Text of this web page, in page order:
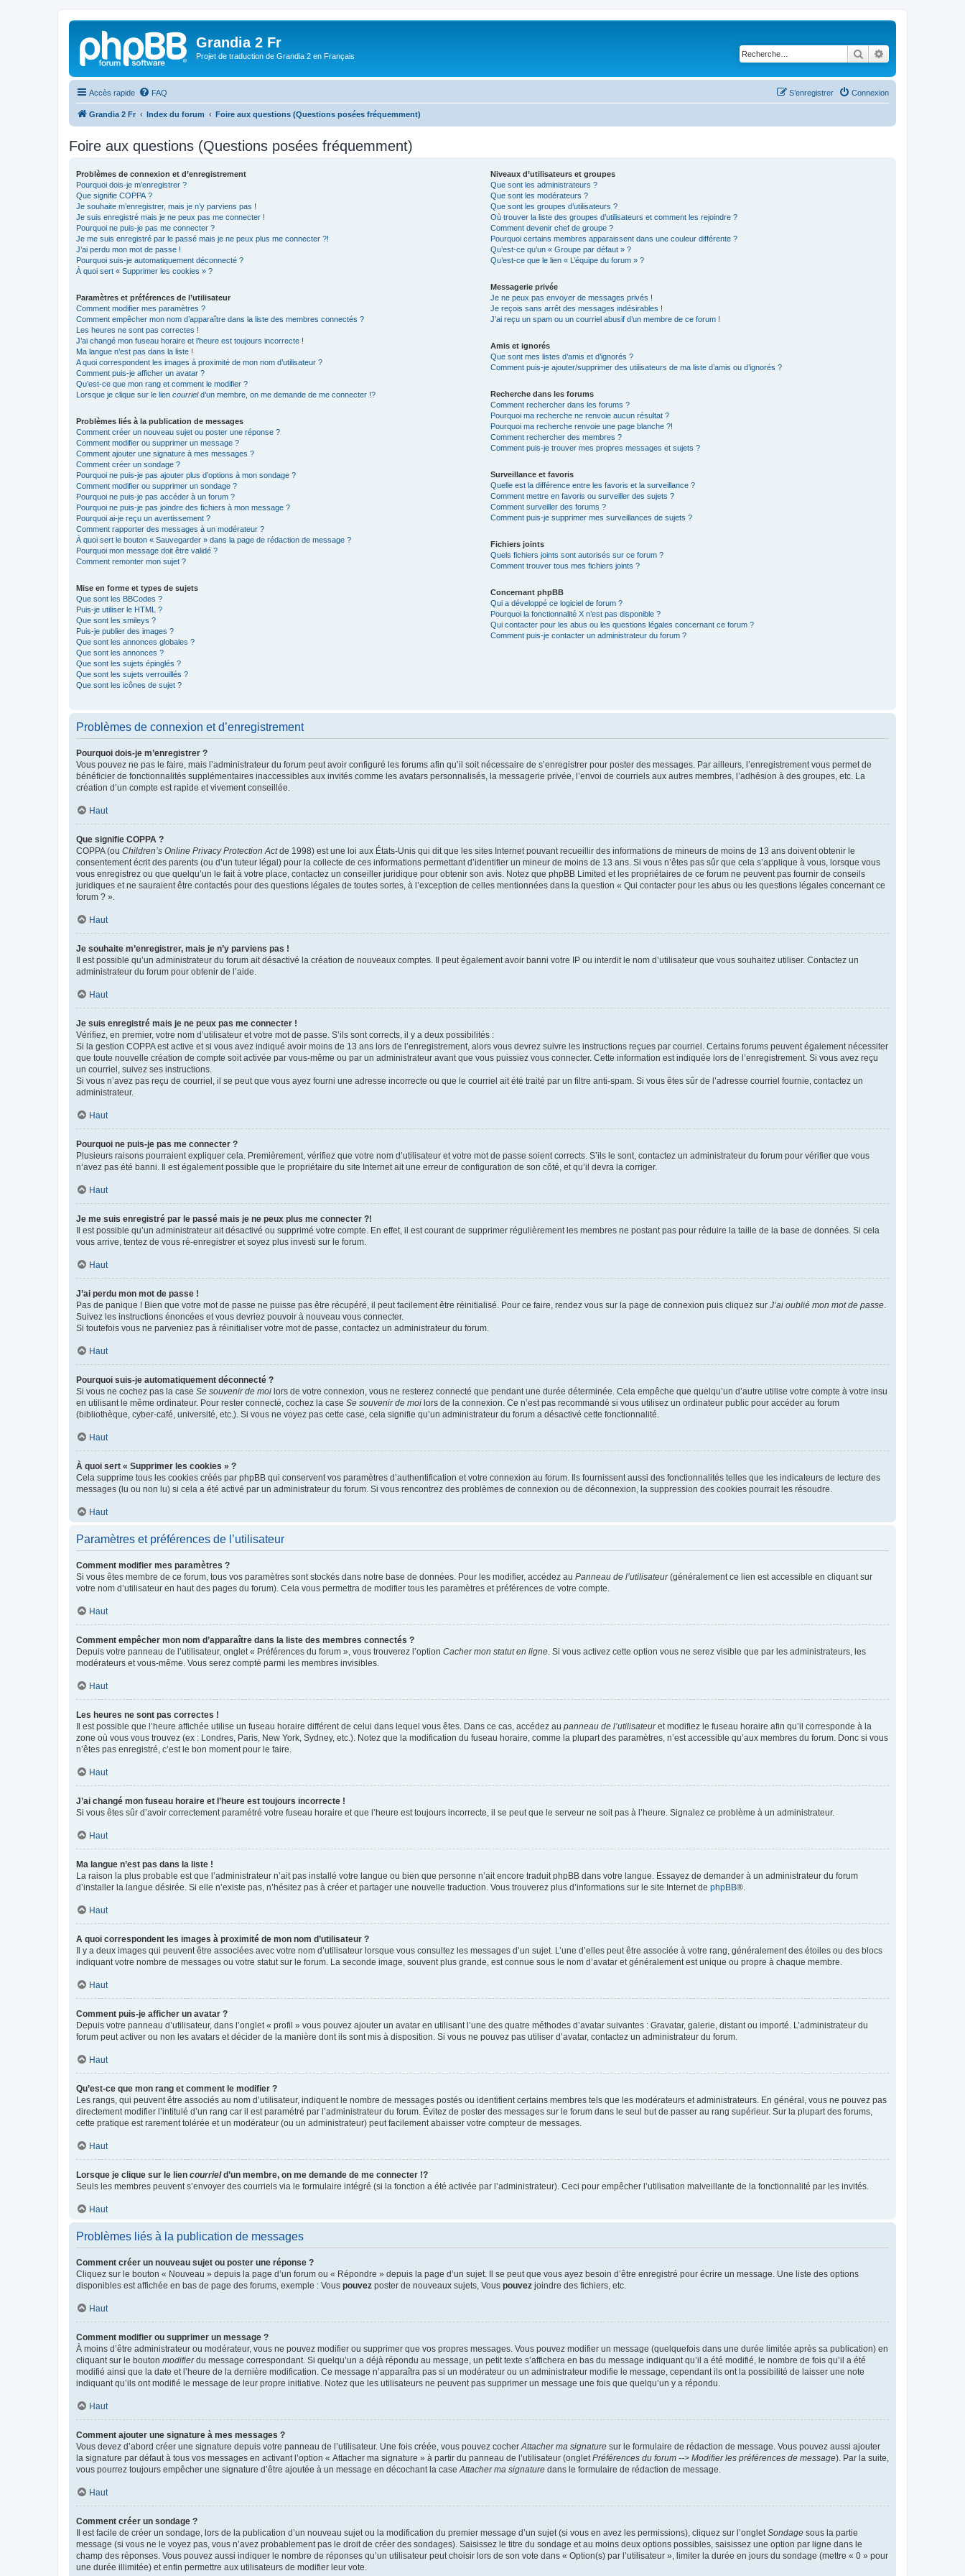
Grandia 2 Fr
Projet de traduction de Grandia 2 en Français Rechercher
Accès rapide FAQ Connexion
S’enregistrer
Grandia 2 Fr Index du forum Foire aux questions (Questions posées fréquemment)
Foire aux questions (Questions posées fréquemment)
Problèmes de connexion et d’enregistrement
Pourquoi dois-je m’enregistrer ?
Que signifie COPPA ?
Je souhaite m’enregistrer, mais je n’y parviens pas !
Je suis enregistré mais je ne peux pas me connecter !
Pourquoi ne puis-je pas me connecter ?
Je me suis enregistré par le passé mais je ne peux plus me connecter ?!
J’ai perdu mon mot de passe !
Pourquoi suis-je automatiquement déconnecté ?
À quoi sert « Supprimer les cookies » ?
Paramètres et préférences de l’utilisateur
Comment modifier mes paramètres ?
Comment empêcher mon nom d’apparaître dans la liste des membres connectés ?
Les heures ne sont pas correctes !
J’ai changé mon fuseau horaire et l’heure est toujours incorrecte !
Ma langue n’est pas dans la liste !
A quoi correspondent les images à proximité de mon nom d’utilisateur ?
Comment puis-je afficher un avatar ?
Qu’est-ce que mon rang et comment le modifier ?
Lorsque je clique sur le lien courrield’un membre, on me demande de me connecter !?
Problèmes liés à la publication de messages
Comment créer un nouveau sujet ou poster une réponse ?
Comment modifier ou supprimer un message ?
Comment ajouter une signature à mes messages ?
Comment créer un sondage ?
Pourquoi ne puis-je pas ajouter plus d’options à mon sondage ?
Comment modifier ou supprimer un sondage ?
Pourquoi ne puis-je pas accéder à un forum ?
Pourquoi ne puis-je pas joindre des fichiers à mon message ?
Pourquoi ai-je reçu un avertissement ?
Comment rapporter des messages à un modérateur ?
À quoi sert le bouton « Sauvegarder » dans la page de rédaction de message ?
Pourquoi mon message doit être validé ?
Comment remonter mon sujet ?
Mise en forme et types de sujets
Que sont les BBCodes ?
Puis-je utiliser le HTML ?
Que sont les smileys ?
Puis-je publier des images ?
Que sont les annonces globales ?
Que sont les annonces ?
Que sont les sujets épinglés ?
Que sont les sujets verrouillés ?
Que sont les icônes de sujet ?
Niveaux d’utilisateurs et groupes
Que sont les administrateurs ?
Que sont les modérateurs ?
Que sont les groupes d’utilisateurs ?
Où trouver la liste des groupes d’utilisateurs et comment les rejoindre ?
Comment devenir chef de groupe ?
Pourquoi certains membres apparaissent dans une couleur différente ?
Qu’est-ce qu’un « Groupe par défaut » ?
Qu’est-ce que le lien « L’équipe du forum » ?
Messagerie privée
Je ne peux pas envoyer de messages privés !
Je reçois sans arrêt des messages indésirables !
J’ai reçu un spam ou un courriel abusif d’un membre de ce forum !
Amis et ignorés
Que sont mes listes d’amis et d’ignorés ?
Comment puis-je ajouter/supprimer des utilisateurs de ma liste d’amis ou d’ignorés ?
Recherche dans les forums
Comment rechercher dans les forums ?
Pourquoi ma recherche ne renvoie aucun résultat ?
Pourquoi ma recherche renvoie une page blanche ?!
Comment rechercher des membres ?
Comment puis-je trouver mes propres messages et sujets ?
Surveillance et favoris
Quelle est la différence entre les favoris et la surveillance ?
Comment mettre en favoris ou surveiller des sujets ?
Comment surveiller des forums ?
Comment puis-je supprimer mes surveillances de sujets ?
Fichiers joints
Quels fichiers joints sont autorisés sur ce forum ?
Comment trouver tous mes fichiers joints ?
Concernant phpBB
Qui a développé ce logiciel de forum ?
Pourquoi la fonctionnalité X n’est pas disponible ?
Qui contacter pour les abus ou les questions légales concernant ce forum ?
Comment puis-je contacter un administrateur du forum ?
Problèmes de connexion et d’enregistrement
Pourquoi dois-je m’enregistrer ?
Vous pouvez ne pas le faire, mais l’administrateur du forum peut avoir configuré les forums afin qu’il soit nécessaire de s’enregistrer pour poster des messages. Par ailleurs, l’enregistrement vous permet de
bénéficier de fonctionnalités supplémentaires inaccessibles aux invités comme les avatars personnalisés, la messagerie privée, l’envoi de courriels aux autres membres, l’adhésion à des groupes, etc. La
création d’un compte est rapide et vivement conseillée.
Haut
Que signifie COPPA ?
COPPA (ou Children’s Online Privacy Protection Actde 1998) est une loi aux États-Unis qui dit que les sites Internet pouvant recueillir des informations de mineurs de moins de 13 ans doivent obtenir le
consentement écrit des parents (ou d’un tuteur légal) pour la collecte de ces informations permettant d’identifier un mineur de moins de 13 ans. Si vous n’êtes pas sûr que cela s’applique à vous, lorsque vous
vous enregistrez ou que quelqu’un le fait à votre place, contactez un conseiller juridique pour obtenir son avis. Notez que phpBB Limited et les propriétaires de ce forum ne peuvent pas fournir de conseils
juridiques et ne sauraient être contactés pour des questions légales de toutes sortes, à l’exception de celles mentionnées dans la question « Qui contacter pour les abus ou les questions légales concernant ce
forum ? ».
Haut
Je souhaite m’enregistrer, mais je n’y parviens pas !
Il est possible qu’un administrateur du forum ait désactivé la création de nouveaux comptes. Il peut également avoir banni votre IP ou interdit le nom d’utilisateur que vous souhaitez utiliser. Contactez un
administrateur du forum pour obtenir de l’aide.
Haut
Je suis enregistré mais je ne peux pas me connecter !
Vérifiez, en premier, votre nom d’utilisateur et votre mot de passe. S’ils sont corrects, il y a deux possibilités :
Si la gestion COPPA est active et si vous avez indiqué avoir moins de 13 ans lors de l’enregistrement, alors vous devrez suivre les instructions reçues par courriel. Certains forums peuvent également nécessiter
que toute nouvelle création de compte soit activée par vous-même ou par un administrateur avant que vous puissiez vous connecter. Cette information est indiquée lors de l’enregistrement. Si vous avez reçu
un courriel, suivez ses instructions.
Si vous n’avez pas reçu de courriel, il se peut que vous ayez fourni une adresse incorrecte ou que le courriel ait été traité par un filtre anti-spam. Si vous êtes sûr de l’adresse courriel fournie, contactez un
administrateur.
Haut
Pourquoi ne puis-je pas me connecter ?
Plusieurs raisons pourraient expliquer cela. Premièrement, vérifiez que votre nom d’utilisateur et votre mot de passe soient corrects. S’ils le sont, contactez un administrateur du forum pour vérifier que vous
n’avez pas été banni. Il est également possible que le propriétaire du site Internet ait une erreur de configuration de son côté, et qu’il devra la corriger.
Haut
Je me suis enregistré par le passé mais je ne peux plus me connecter ?!
Il est possible qu’un administrateur ait désactivé ou supprimé votre compte. En effet, il est courant de supprimer régulièrement les membres ne postant pas pour réduire la taille de la base de données. Si cela
vous arrive, tentez de vous ré-enregistrer et soyez plus investi sur le forum.
Haut
J’ai perdu mon mot de passe !
Pas de panique ! Bien que votre mot de passe ne puisse pas être récupéré, il peut facilement être réinitialisé. Pour ce faire, rendez vous sur la page de connexion puis cliquez sur J’ai oublié mon mot de passe
Suivez les instructions énoncées et vous devriez pouvoir à nouveau vous connecter.
Si toutefois vous ne parveniez pas à réinitialiser votre mot de passe, contactez un administrateur du forum.
Haut
Pourquoi suis-je automatiquement déconnecté ?
Si vous ne cochez pas la case Se souvenir de moi lors de votre connexion, vous ne resterez connecté que pendant une durée déterminée. Cela empêche que quelqu’un d’autre utilise votre compte à votre insu
en utilisant le même ordinateur. Pour rester connecté, cochez la case Se souvenir de moi lors de la connexion. Ce n’est pas recommandé si vous utilisez un ordinateur public pour accéder au forum
(bibliothèque, cyber-café, université, etc.). Si vous ne voyez pas cette case, cela signifie qu’un administrateur du forum a désactivé cette fonctionnalité.
Haut
À quoi sert « Supprimer les cookies » ?
Cela supprime tous les cookies créés par phpBB qui conservent vos paramètres d’authentification et votre connexion au forum. Ils fournissent aussi des fonctionnalités telles que les indicateurs de lecture des
messages (lu ou non lu) si cela a été activé par un administrateur du forum. Si vous rencontrez des problèmes de connexion ou de déconnexion, la suppression des cookies pourrait les résoudre.
Haut
Paramètres et préférences de l’utilisateur
Comment modifier mes paramètres ?
Si vous êtes membre de ce forum, tous vos paramètres sont stockés dans notre base de données. Pour les modifier, accédez au Panneau de l’utilisateur(généralement ce lien est accessible en cliquant sur
votre nom d’utilisateur en haut des pages du forum). Cela vous permettra de modifier tous les paramètres et préférences de votre compte.
Haut
Comment empêcher mon nom d’apparaître dans la liste des membres connectés ?
Depuis votre panneau de l’utilisateur, onglet « Préférences du forum », vous trouverez l’option Cacher mon statut en ligne . Si vous activez cette option vous ne serez visible que par les administrateurs, les
modérateurs et vous-même. Vous serez compté parmi les membres invisibles.
Haut
Les heures ne sont pas correctes !
Il est possible que l’heure affichée utilise un fuseau horaire différent de celui dans lequel vous êtes. Dans ce cas, accédez au panneau de l’utilisateuret modifiez le fuseau horaire afin qu’il corresponde à la
zone où vous vous trouvez (ex : Londres, Paris, New York, Sydney, etc.). Notez que la modification du fuseau horaire, comme la plupart des paramètres, n’est accessible qu’aux membres du forum. Donc si vous
n’êtes pas enregistré, c’est le bon moment pour le faire.
Haut
J’ai changé mon fuseau horaire et l’heure est toujours incorrecte !
Si vous êtes sûr d’avoir correctement paramétré votre fuseau horaire et que l’heure est toujours incorrecte, il se peut que le serveur ne soit pas à l’heure. Signalez ce problème à un administrateur.
Haut
Ma langue n’est pas dans la liste !
La raison la plus probable est que l’administrateur n’ait pas installé votre langue ou bien que personne n’ait encore traduit phpBB dans votre langue. Essayez de demander à un administrateur du forum
d’installer la langue désirée. Si elle n’existe pas, n’hésitez pas à créer et partager une nouvelle traduction. Vous trouverez plus d’informations sur le site Internet de phpBB®.
Haut
A quoi correspondent les images à proximité de mon nom d’utilisateur ?
Il y a deux images qui peuvent être associées avec votre nom d’utilisateur lorsque vous consultez les messages d’un sujet. L’une d’elles peut être associée à votre rang, généralement des étoiles ou des blocs
indiquant votre nombre de messages ou votre statut sur le forum. La seconde image, souvent plus grande, est connue sous le nom d’avatar et généralement est unique ou propre à chaque membre.
Haut
Comment puis-je afficher un avatar ?
Depuis votre panneau d’utilisateur, dans l’onglet « profil » vous pouvez ajouter un avatar en utilisant l’une des quatre méthodes d’avatar suivantes : Gravatar, galerie, distant ou importé. L’administrateur du
forum peut activer ou non les avatars et décider de la manière dont ils sont mis à disposition. Si vous ne pouvez pas utiliser d’avatar, contactez un administrateur du forum.
Haut
Qu’est-ce que mon rang et comment le modifier ?
Les rangs, qui peuvent être associés au nom d’utilisateur, indiquent le nombre de messages postés ou identifient certains membres tels que les modérateurs et administrateurs. En général, vous ne pouvez pas
directement modifier l’intitulé d’un rang car il est paramétré par l’administrateur du forum. Évitez de poster des messages sur le forum dans le seul but de passer au rang supérieur. Sur la plupart des forums,
cette pratique est rarement tolérée et un modérateur (ou un administrateur) peut facilement abaisser votre compteur de messages.
Haut
Lorsque je clique sur le lien courrield’un membre, on me demande de me connecter !?
Seuls les membres peuvent s’envoyer des courriels via le formulaire intégré (si la fonction a été activée par l’administrateur). Ceci pour empêcher l’utilisation malveillante de la fonctionnalité par les invités.
Haut
Problèmes liés à la publication de messages
Comment créer un nouveau sujet ou poster une réponse ?
Cliquez sur le bouton « Nouveau » depuis la page d’un forum ou « Répondre » depuis la page d’un sujet. Il se peut que vous ayez besoin d’être enregistré pour écrire un message. Une liste des options
disponibles est affichée en bas de page des forums, exemple : Vous pouvez poster de nouveaux sujets, Vous pouvez joindre des fichiers, etc.
Haut
Comment modifier ou supprimer un message ?
À moins d’être administrateur ou modérateur, vous ne pouvez modifier ou supprimer que vos propres messages. Vous pouvez modifier un message (quelquefois dans une durée limitée après sa publication) en
cliquant sur le bouton modifierdu message correspondant. Si quelqu’un a déjà répondu au message, un petit texte s’affichera en bas du message indiquant qu’il a été modifié, le nombre de fois qu’il a été
modifié ainsi que la date et l’heure de la dernière modification. Ce message n’apparaîtra pas si un modérateur ou un administrateur modifie le message, cependant ils ont la possibilité de laisser une note
indiquant qu’ils ont modifié le message de leur propre initiative. Notez que les utilisateurs ne peuvent pas supprimer un message une fois que quelqu’un y a répondu.
Haut
Comment ajouter une signature à mes messages ?
Vous devez d’abord créer une signature depuis votre panneau de l’utilisateur. Une fois créée, vous pouvez cocher Attacher ma signature sur le formulaire de rédaction de message. Vous pouvez aussi ajouter
la signature par défaut à tous vos messages en activant l’option « Attacher ma signature » à partir du panneau de l’utilisateur (onglet Préférences du forum --> Modifier les préférences de message). Par la suite,
vous pourrez toujours empêcher une signature d’être ajoutée à un message en décochant la case Attacher ma signature dans le formulaire de rédaction de message.
Haut
Comment créer un sondage ?
Il est facile de créer un sondage, lors de la publication d’un nouveau sujet ou la modification du premier message d’un sujet (si vous en avez les permissions), cliquez sur l’onglet Sondage sous la partie
message (si vous ne le voyez pas, vous n’avez probablement pas le droit de créer des sondages). Saisissez le titre du sondage et au moins deux options possibles, saisissez une option par ligne dans le
champ des réponses. Vous pouvez aussi indiquer le nombre de réponses qu’un utilisateur peut choisir lors de son vote dans « Option(s) par l’utilisateur », limiter la durée en jours du sondage (mettre « 0 » pour
une durée illimitée) et enfin permettre aux utilisateurs de modifier leur vote.